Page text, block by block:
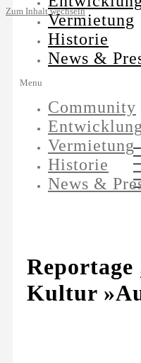
Zum Inhalt wechselnVermietung
Historie
News &
Menu
Community
Entwicklung
Vermietung
Historie
News &
Kultur